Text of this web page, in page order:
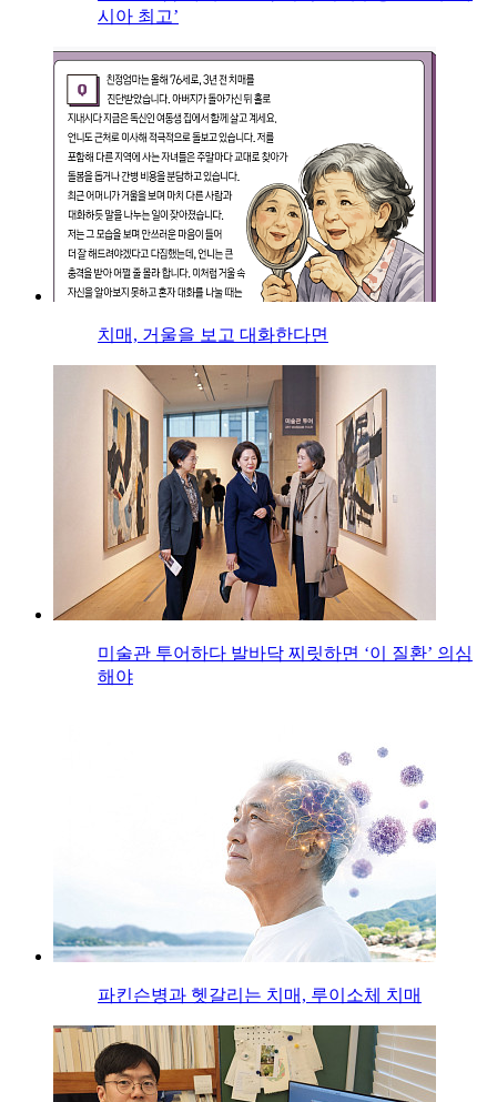
시아 최고’
치매, 거울을 보고 대화한다면
미술관 투어하다 발바닥 찌릿하면 ‘이 질환’ 의심
해야
파킨슨병과 헷갈리는 치매, 루이소체 치매